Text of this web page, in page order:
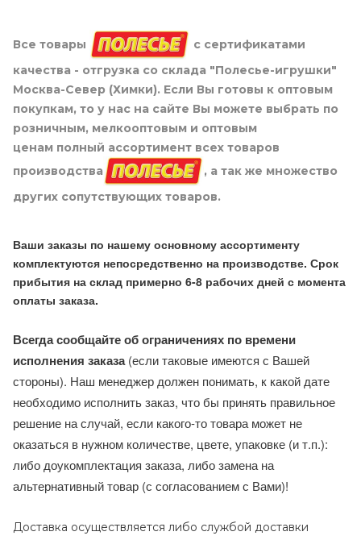
Все товары
с сертификатами
качества - отгрузка со склада "Полесье-игрушки"
Москва-Север (Химки). Если Вы готовы к оптовым
покупкам, то у нас на сайте Вы можете выбрать по
розничным, мелкооптовым и оптовым
ценам полный ассортимент всех товаров
производства
, а так же множество
других сопутствующих товаров.
Ваши заказы по нашему основному ассортименту
комплектуются непосредственно на производстве. Срок
прибытия на склад примерно 6-8 рабочих дней с момента
оплаты заказа.
Всегда сообщайте об ограничениях по времени
исполнения заказа(если таковые имеются с Вашей
стороны). Наш менеджер должен понимать, к какой дате
необходимо исполнить заказ, что бы принять правильное
решение на случай, если какого-то товара может не
оказаться в нужном количестве, цвете, упаковке (и т.п.):
либо доукомплектация заказа, либо замена на
альтернативный товар (с согласованием с Вами)!
Доставка осуществляется либо службой доставки